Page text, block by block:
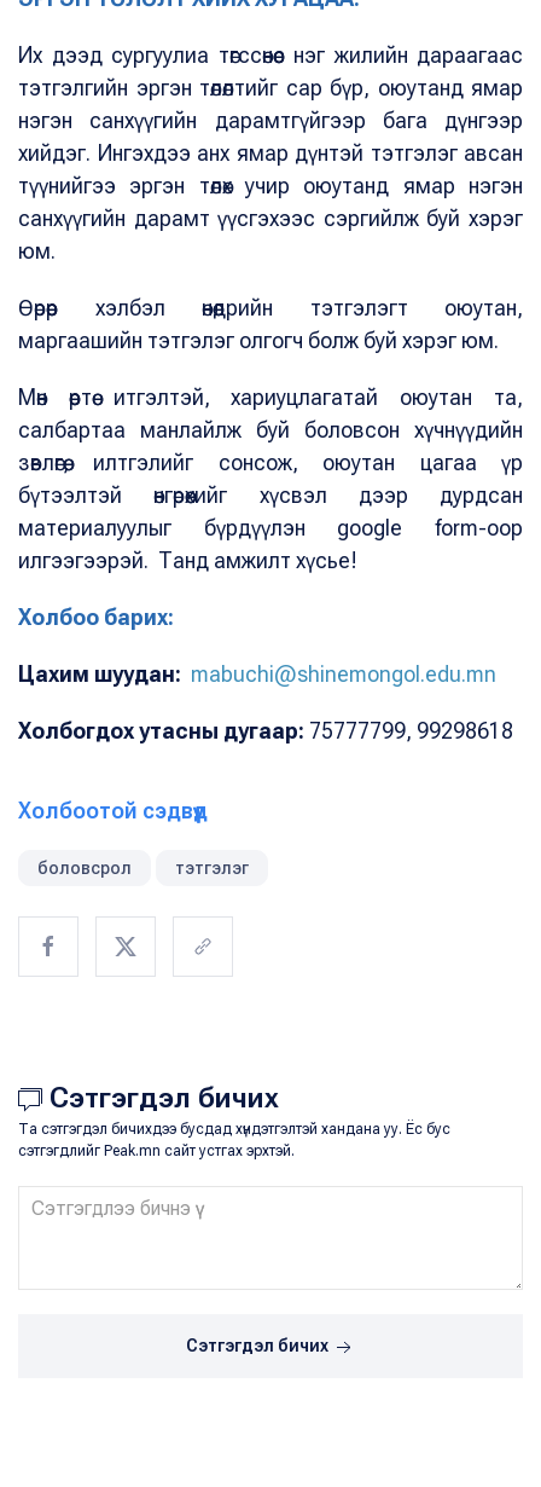
Их дээд сургуулиа төгссөнөөс нэг жилийн дараагаас
тэтгэлгийн эргэн төлөлтийг сар бүр, оюутанд ямар
нэгэн санхүүгийн дарамтгүйгээр бага дүнгээр
хийдэг. Ингэхдээ анх ямар дүнтэй тэтгэлэг авсан
түүнийгээ эргэн төлөх учир оюутанд ямар нэгэн
санхүүгийн дарамт үүсгэхээс сэргийлж буй хэрэг
юм.
Өөрөөр хэлбэл өнөөдрийн тэтгэлэгт оюутан,
маргаашийн тэтгэлэг олгогч болж буй хэрэг юм.
Мөн өөртөө итгэлтэй, хариуцлагатай оюутан та,
салбартаа манлайлж буй боловсон хүчнүүдийн
зөвлөгөө, илтгэлийг сонсож, оюутан цагаа үр
бүтээлтэй өнгөрөөхийг хүсвэл дээр дурдсан
материалуулыг бүрдүүлэн google form-оор
илгээгээрэй. Танд амжилт хүсье!
Холбоо барих:
Цахим шуудан: mabuchi@shinemongol.edu.mn
Холбогдох утасны дугаар: 75777799, 99298618
Холбоотой сэдвүүд
боловсрол тэтгэлэг
Сэтгэгдэл бичих
Та сэтгэгдэл бичихдээ бусдад хүндэтгэлтэй хандана уу. Ёс бус
сэтгэгдлийг Peak.mn сайт устгах эрхтэй.
Сэтгэгдэл бичих